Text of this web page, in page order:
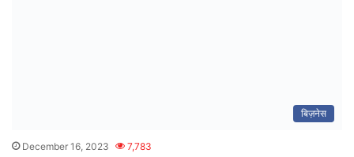
बिज़नेस
December 16, 2023 7,783